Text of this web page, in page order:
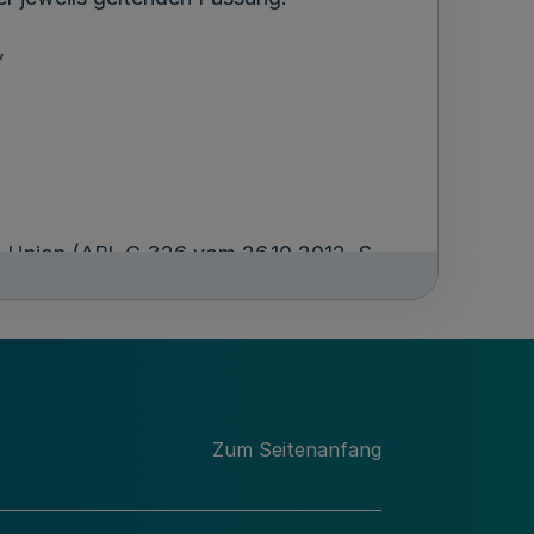
(ABl. C 326 vom 26.10.2012, S.
(EU) 2023/2831 der
gewährt, sofern die Voraussetzungen
Zum Seitenanfang